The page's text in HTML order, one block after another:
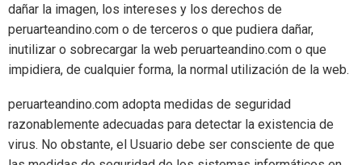
dañar la imagen, los intereses y los derechos de
peruarteandino.com o de terceros o que pudiera dañar,
inutilizar o sobrecargar la web peruarteandino.com o que
impidiera, de cualquier forma, la normal utilización de la web.
peruarteandino.com adopta medidas de seguridad
razonablemente adecuadas para detectar la existencia de
virus. No obstante, el Usuario debe ser consciente de que